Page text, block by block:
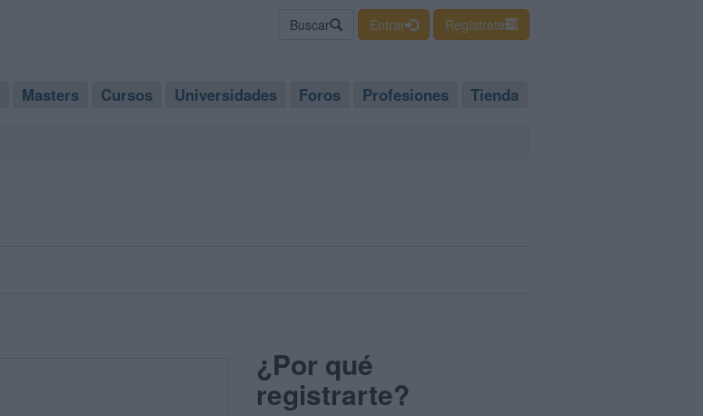
Buscar Entrar Regístrate
Masters Cursos Universidades Foros Profesiones Tienda
¿Por qué
registrarte?